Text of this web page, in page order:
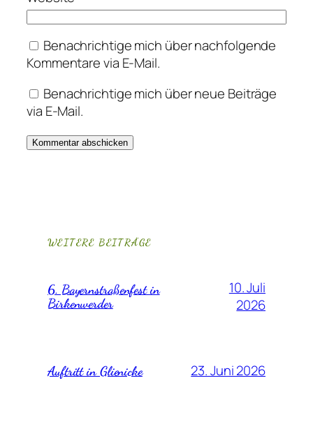
Benachrichtige mich über nachfolgende
Kommentare via E-Mail.
Benachrichtige mich über neue Beiträge
via E-Mail.
WEITERE BEITRÄGE
6. Bayernstraßenfest in
Birkenwerder
10. Juli
2026
Auftritt in Glienicke 23. Juni 2026